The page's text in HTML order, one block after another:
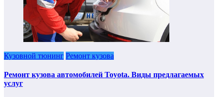
Кузовной тюнинг Ремонт кузова
Ремонт кузова автомобилей Toyota. Виды предлагаемых
услуг